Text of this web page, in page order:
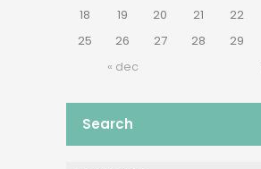
« dec
18
19 20 21 22
25
26 27 28 29
Search